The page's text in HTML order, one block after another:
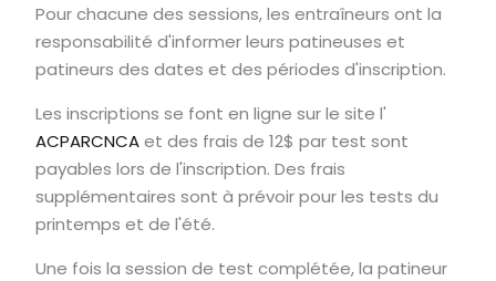
Pour chacune des sessions, les entraîneurs ont la
responsabilité d'informer leurs patineuses et
patineurs des dates et des périodes d'inscription.
Les inscriptions se font en ligne sur le site l'
ACPARCNCAet des frais de 12$ par test sont
payables lors de l'inscription. Des frais
supplémentaires sont à prévoir pour les tests du
printemps et de l'été.
Une fois la session de test complétée, la patineur